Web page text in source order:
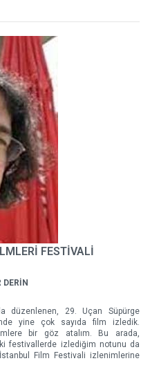
FESTİVALİ
düzenlenen, 29. Uçan Süpürge
yine çok sayıda film izledik.
bir göz atalım. Bu arada,
festivallerde izlediğim notunu da
Film Festivali izlenimlerine